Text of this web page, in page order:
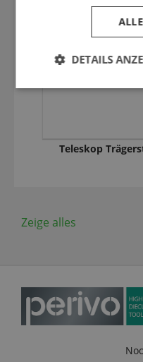
Teleskop
Zeige alles
DETAILS